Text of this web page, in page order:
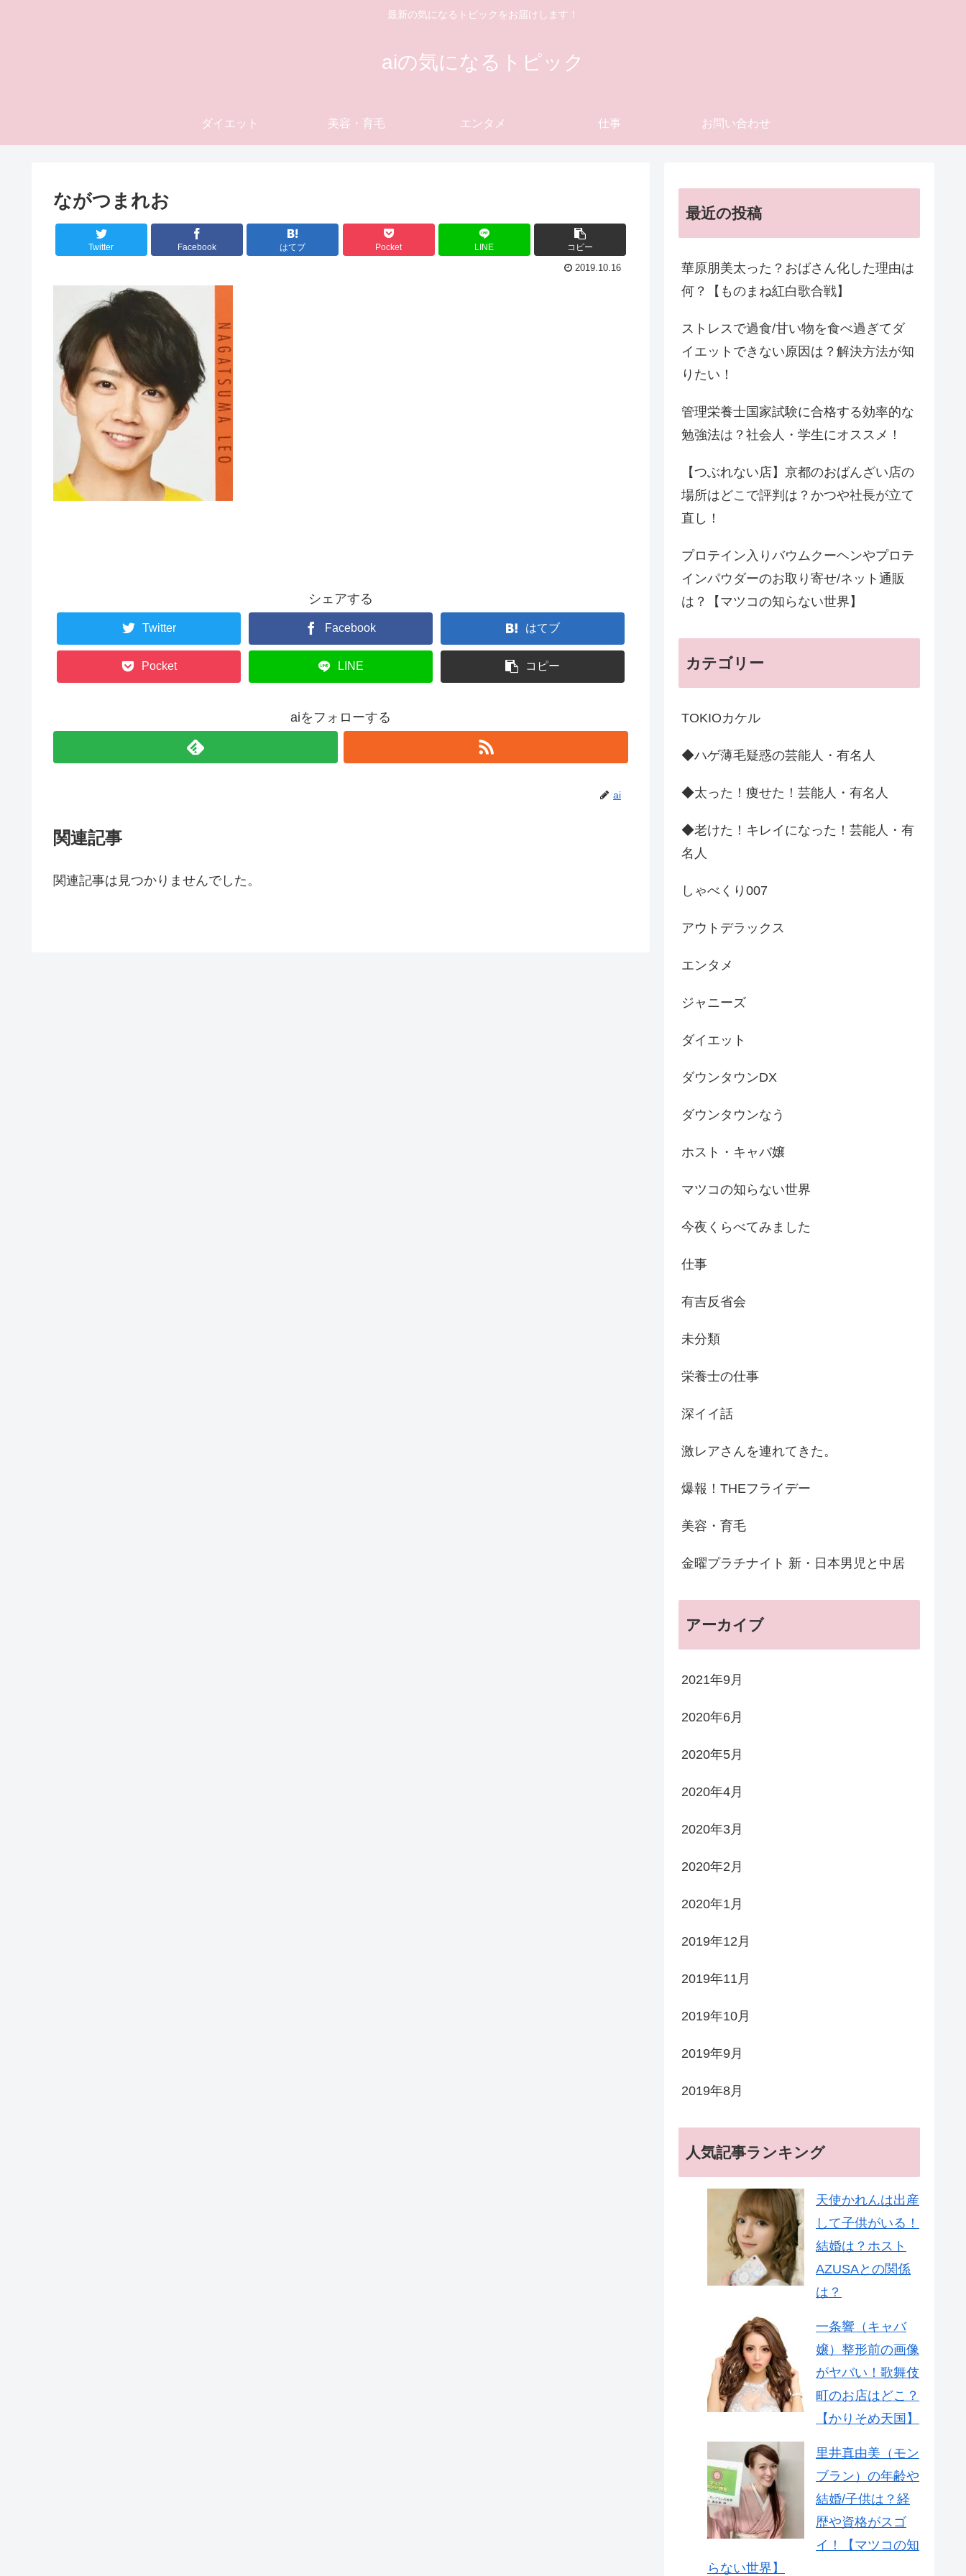
最新の気になるトピックをお届けします！
aiの気になるトピック
ダイエット 美容・育毛 エンタメ 仕事 お問い合わせ
ながつまれお
Twitter Facebook はてブ Pocket LINE コピー
2019.10.16
シェアする
Twitter Facebook はてブ
Pocket LINE コピー
aiをフォローする
ai
関連記事
関連記事は見つかりませんでした。
最近の投稿
華原朋美太った？おばさん化した理由は
何？【ものまね紅白歌合戦】
ストレスで過食/甘い物を食べ過ぎてダ
イエットできない原因は？解決方法が知
りたい！
管理栄養士国家試験に合格する効率的な
勉強法は？社会人・学生にオススメ！
【つぶれない店】京都のおばんざい店の
場所はどこで評判は？かつや社長が立て
直し！
プロテイン入りバウムクーヘンやプロテ
インパウダーのお取り寄せ/ネット通販
は？【マツコの知らない世界】
カテゴリー
TOKIOカケル
◆ハゲ薄毛疑惑の芸能人・有名人
◆太った！痩せた！芸能人・有名人
◆老けた！キレイになった！芸能人・有
名人
しゃべくり007
アウトデラックス
エンタメ
ジャニーズ
ダイエット
ダウンタウンDX
ダウンタウンなう
ホスト・キャバ嬢
マツコの知らない世界
今夜くらべてみました
仕事
有吉反省会
未分類
栄養士の仕事
深イイ話
激レアさんを連れてきた。
爆報！THEフライデー
美容・育毛
金曜プラチナイト 新・日本男児と中居
アーカイブ
2021年9月
2020年6月
2020年5月
2020年4月
2020年3月
2020年2月
2020年1月
2019年12月
2019年11月
2019年10月
2019年9月
2019年8月
人気記事ランキング
天使かれんは出産
して子供がいる！
結婚は？ホスト
AZUSAとの関係
は？
一条響（キャバ
嬢）整形前の画像
がヤバい！歌舞伎
町のお店はどこ？
【かりそめ天国】
里井真由美（モン
ブラン）の年齢や
結婚/子供は？経
歴や資格がスゴ
イ！【マツコの知
らない世界】